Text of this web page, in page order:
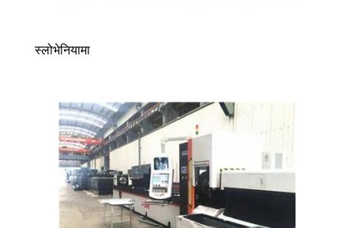
स्लोभेनियामा